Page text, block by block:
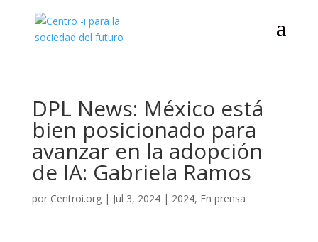
DPL News: México está
bien posicionado para
avanzar en la adopción
de IA: Gabriela Ramos
por Centroi.org| Jul 3, 2024| 2024, En prensa